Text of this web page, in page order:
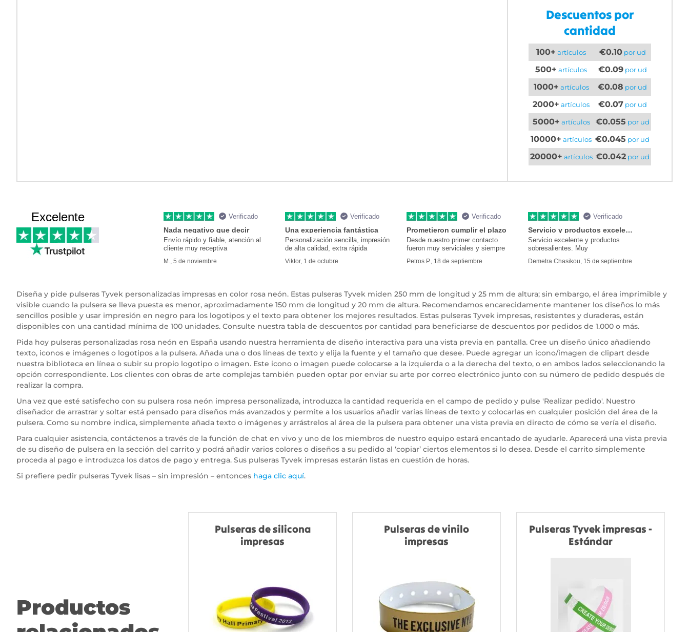
Descuentos por
cantidad
100+ artículos €0.10por ud
500+ artículos €0.09por ud
1000+ artículos €0.08 por ud
2000+ artículos €0.07por ud
5000+ artículos €0.055 por ud
10000+ artículos €0.045 por ud
20000+ artículos €0.042por ud
Excelente Verificado
Nada negativo que decir
Envío rápido y fiable, atención al
cliente muy receptiva
M., 5 de noviembre
Verificado
Una experiencia fantástica
Personalización sencilla, impresión
de alta calidad, extra rápida
Viktor, 1 de octubre
Verificado
Prometieron cumplir el plazo
Desde nuestro primer contacto
fueron muy serviciales y siempre
Petros P., 18 de septiembre
Verificado
Servicio y productos excelentes
Servicio excelente y productos
sobresalientes. Muy
Demetra Chasikou, 15 de septiembre
Diseña y pide pulseras Tyvek personalizadas impresas en color rosa neón. Estas pulseras Tyvek miden 250 mm de longitud y 25 mm de altura; sin embargo, el área imprimible y
visible cuando la pulsera se lleva puesta es menor, aproximadamente 150 mm de longitud y 20 mm de altura. Recomendamos encarecidamente mantener los diseños lo más
sencillos posible y usar impresión en negro para los logotipos y el texto para obtener los mejores resultados. Estas pulseras Tyvek impresas, resistentes y duraderas, están
disponibles con una cantidad mínima de 100 unidades. Consulte nuestra tabla de descuentos por cantidad para beneficiarse de descuentos por pedidos de 1.000 o más.
Pida hoy pulseras personalizadas rosa neón en España usando nuestra herramienta de diseño interactiva para una vista previa en pantalla. Cree un diseño único añadiendo
texto, iconos e imágenes o logotipos a la pulsera. Añada una o dos líneas de texto y elija la fuente y el tamaño que desee. Puede agregar un icono/imagen de clipart desde
nuestra biblioteca en línea o subir su propio logotipo o imagen. Este icono o imagen puede colocarse a la izquierda o a la derecha del texto, o en ambos lados seleccionando la
opción correspondiente. Los clientes con obras de arte complejas también pueden optar por enviar su arte por correo electrónico junto con su número de pedido después de
realizar la compra.
Una vez que esté satisfecho con su pulsera rosa neón impresa personalizada, introduzca la cantidad requerida en el campo de pedido y pulse 'Realizar pedido'. Nuestro
diseñador de arrastrar y soltar está pensado para diseños más avanzados y permite a los usuarios añadir varias líneas de texto y colocarlas en cualquier posición del área de la
pulsera. Como su nombre indica, simplemente añada texto o imágenes y arrástrelos al área de la pulsera para obtener una vista previa en directo de cómo se vería el diseño.
Para cualquier asistencia, contáctenos a través de la función de chat en vivo y uno de los miembros de nuestro equipo estará encantado de ayudarle. Aparecerá una vista previa
de su diseño de pulsera en la sección del carrito y podrá añadir varios colores o diseños a su pedido al ‘copiar’ ciertos elementos si lo desea. Desde el carrito simplemente
proceda al pago e introduzca los datos de pago y entrega. Sus pulseras Tyvek impresas estarán listas en cuestión de horas.
Si prefiere pedir pulseras Tyvek lisas – sin impresión – entonces haga clic aquí.
Productos
Pulseras de silicona
impresas
Pulseras de vinilo
impresas
Pulseras Tyvek impresas -
Estándar